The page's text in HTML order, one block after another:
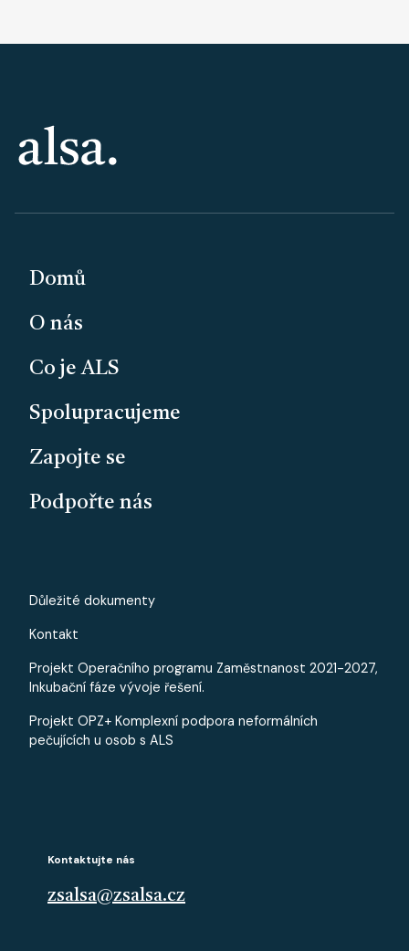
PATIČKA
Domů
O nás
Co je ALS
Spolupracujeme
Zapojte se
Podpořte nás
PATICKA - MALE
Důležité dokumenty
Kontakt
Projekt Operačního programu Zaměstnanost 2021-2027,
Inkubační fáze vývoje řešení.
Projekt OPZ+ Komplexní podpora neformálních
pečujících u osob s ALS
Kontaktujte nás
zsalsa@zsalsa.cz